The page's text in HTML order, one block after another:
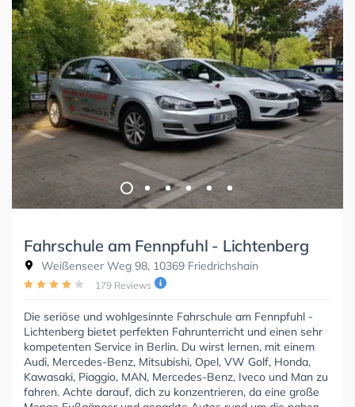
Fahrschule am Fennpfuhl - Lichtenberg
Weißenseer Weg 98, 10369 Friedrichshain
179 Reviews
Die seriöse und wohlgesinnte Fahrschule am Fennpfuhl -
Lichtenberg bietet perfekten Fahrunterricht und einen sehr
kompetenten Service in Berlin. Du wirst lernen, mit einem
Audi, Mercedes-Benz, Mitsubishi, Opel, VW Golf, Honda,
Kawasaki, Piaggio, MAN, Mercedes-Benz, Iveco und Man zu
fahren. Achte darauf, dich zu konzentrieren, da eine große